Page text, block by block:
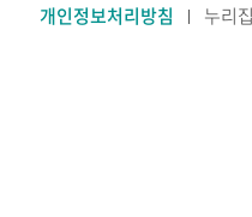
개인정보처리방침 누리